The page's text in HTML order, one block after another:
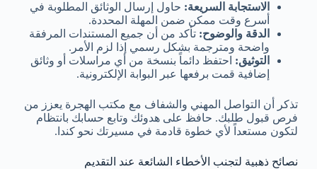
الاستجابة السريعة: حاول إرسال الوثائق المطلوبة في
أسرع وقت ممكن ضمن المهلة المحددة.
الدقة والوضوح: تأكد من أن جميع المستندات المرفقة
واضحة ومترجمة بشكل رسمي إذا لزم الأمر.
التوثيق: احتفظ دائماً بنسخة من أي مراسلات أو وثائق
إضافية قمت برفعها عبر البوابة الإلكترونية.
تذكر أن التواصل المهني والشفاف مع مكتب الهجرة يعزز من
فرص قبول طلبك. حافظ على هدوئك وتابع حسابك بانتظام
لتكون مستعداً لأي خطوة قادمة في مسيرتك نحو كندا.
نصائح ذهبية لتجنب الأخطاء الشائعة عند التقديم